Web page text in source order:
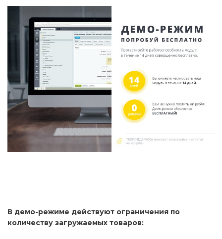
В демо-режиме действуют ограничения по
количеству загружаемых товаров: